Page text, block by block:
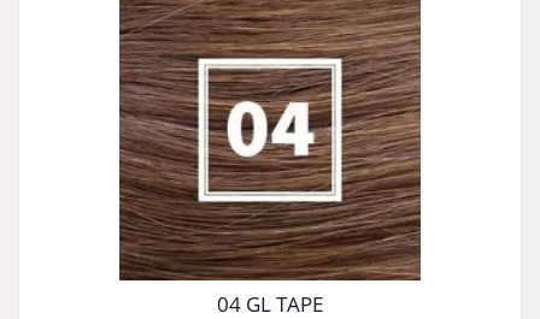
04 GL TAPE